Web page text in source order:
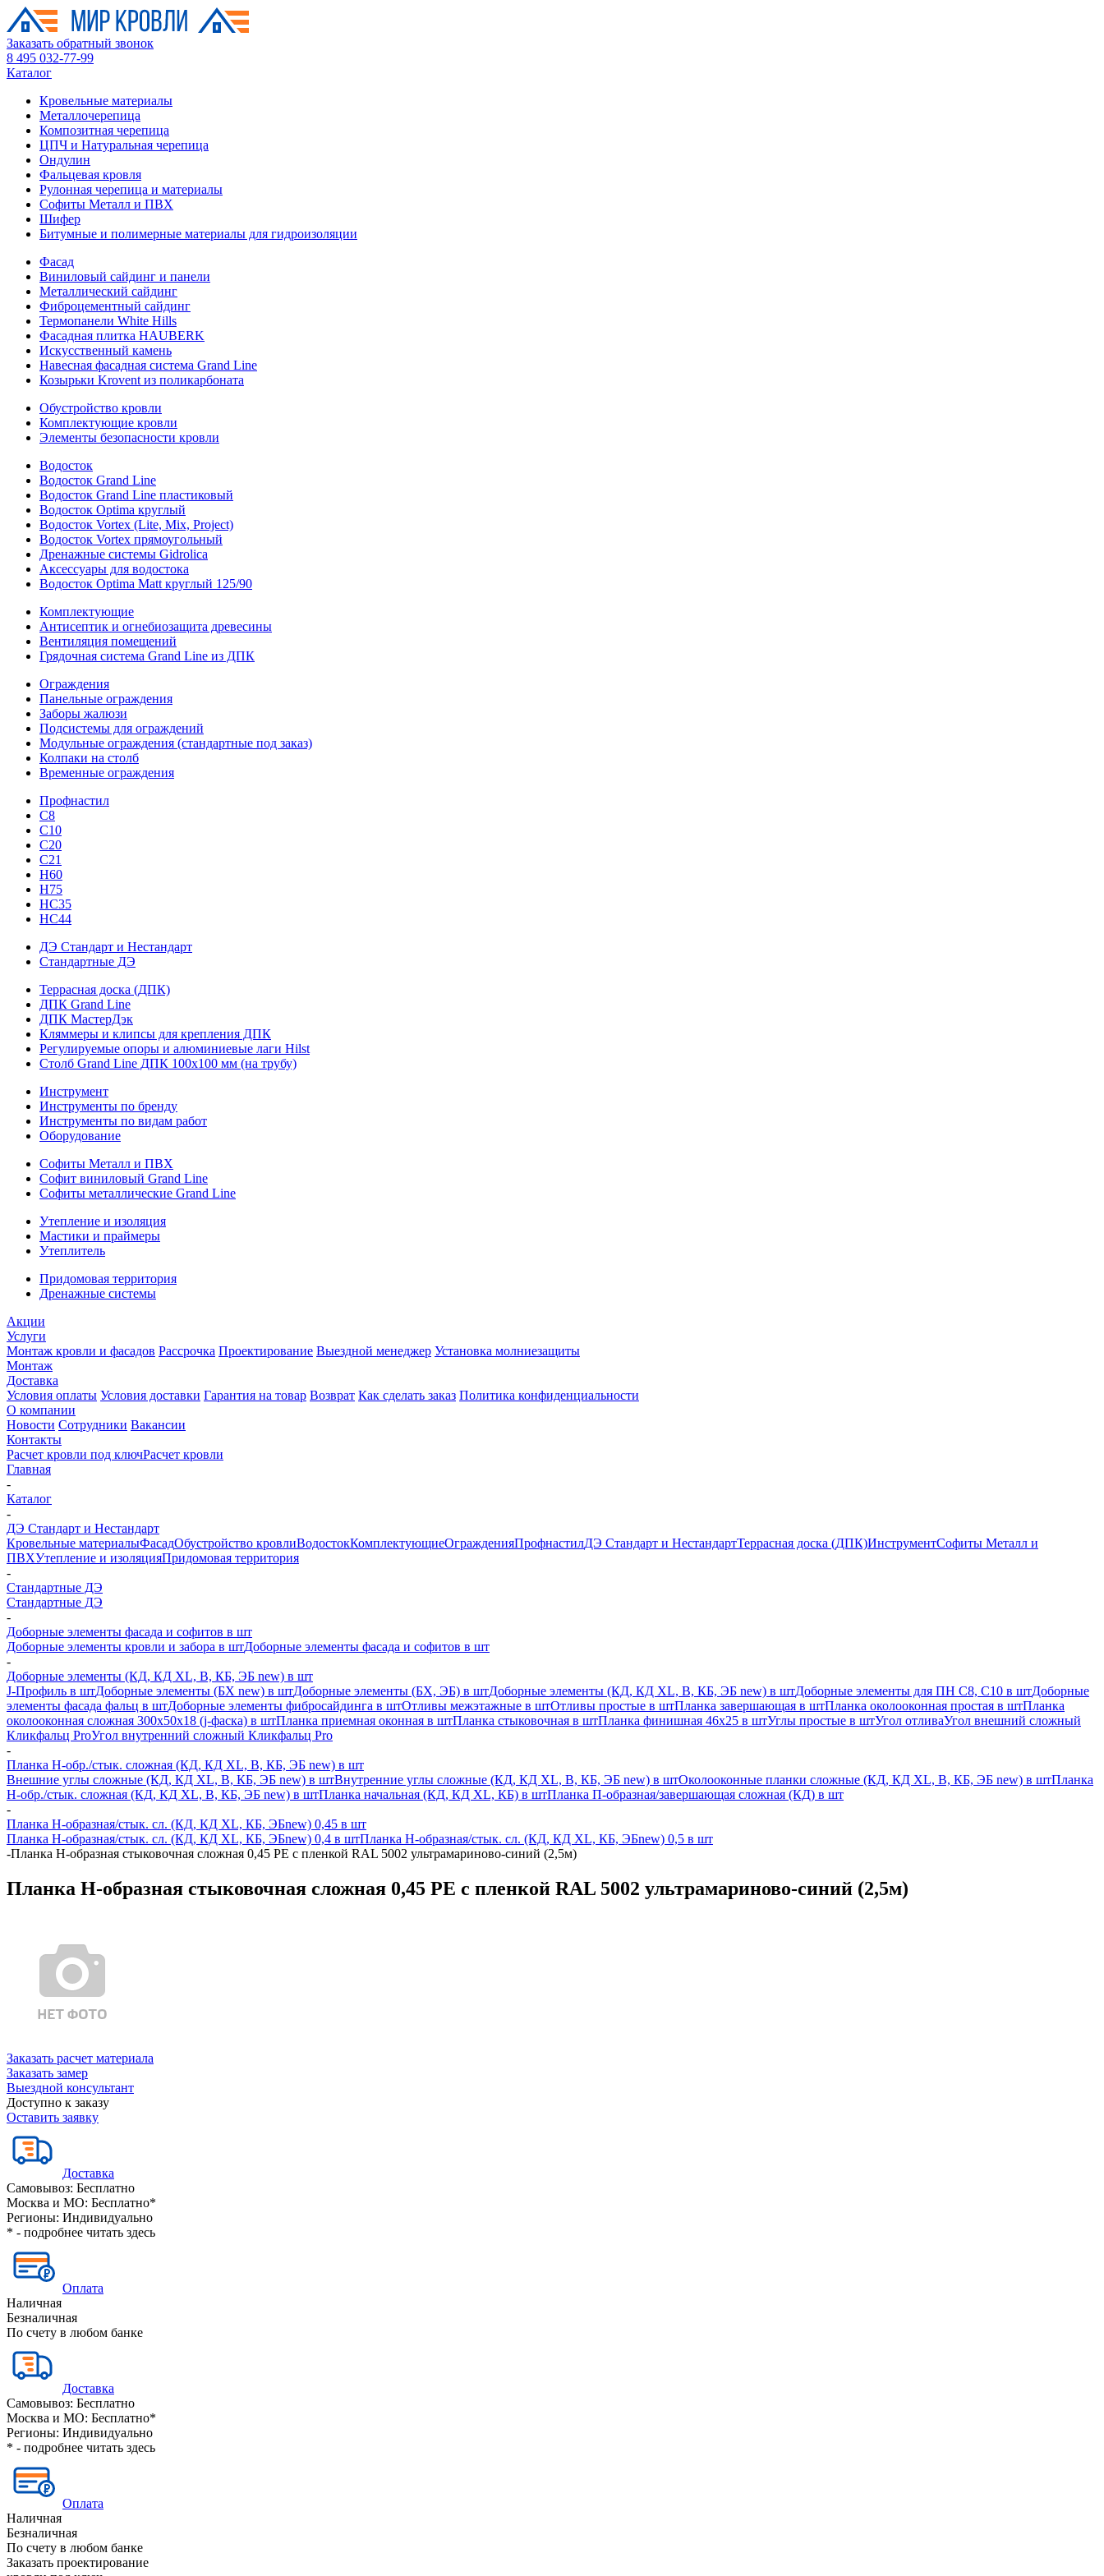
Заказать обратный звонок
8 495 032-77-99
Каталог
Кровельные материалы
Металлочерепица
Композитная черепица
ЦПЧ и Натуральная черепица
Ондулин
Фальцевая кровля
Рулонная черепица и материалы
Софиты Металл и ПВХ
Шифер
Битумные и полимерные материалы для гидроизоляции
Фасад
Виниловый сайдинг и панели
Металлический сайдинг
Фиброцементный сайдинг
Термопанели White Hills
Фасадная плитка HAUBERK
Искусственный камень
Навесная фасадная система Grand Line
Козырьки Krovent из поликарбоната
Обустройство кровли
Комплектующие кровли
Элементы безопасности кровли
Водосток
Водосток Grand Line
Водосток Grand Line пластиковый
Водосток Optima круглый
Водосток Vortex (Lite, Mix, Project)
Водосток Vortex прямоугольный
Дренажные системы Gidrolica
Аксессуары для водостока
Водосток Optima Matt круглый 125/90
Комплектующие
Антисептик и огнебиозащита древесины
Вентиляция помещений
Грядочная система Grand Line из ДПК
Ограждения
Панельные ограждения
Заборы жалюзи
Подсистемы для ограждений
Модульные ограждения (стандартные под заказ)
Колпаки на столб
Временные ограждения
Профнастил
С8
С10
С20
С21
H60
H75
HС35
НС44
ДЭ Стандарт и Нестандарт
Стандартные ДЭ
Террасная доска (ДПК)
ДПК Grand Line
ДПК МастерДэк
Кляммеры и клипсы для крепления ДПК
Регулируемые опоры и алюминиевые лаги Hilst
Столб Grand Line ДПК 100х100 мм (на трубу)
Инструмент
Инструменты по бренду
Инструменты по видам работ
Оборудование
Софиты Металл и ПВХ
Софит виниловый Grand Line
Софиты металлические Grand Line
Утепление и изоляция
Мастики и праймеры
Утеплитель
Придомовая территория
Дренажные системы
Акции
Услуги
Монтаж кровли и фасадов Рассрочка Проектирование Выездной менеджер Установка молниезащиты
Монтаж
Доставка
Условия оплаты Условия доставки Гарантия на товар Возврат Как сделать заказ Политика конфиденциальности
О компании
Новости Сотрудники Вакансии
Контакты
Расчет кровли под ключРасчет кровли
Главная
-
Каталог
-
ДЭ Стандарт и Нестандарт
Кровельные материалыФасадОбустройство кровлиВодостокКомплектующиеОгражденияПрофнастилДЭ Стандарт и НестандартТеррасная доска (ДПК)ИнструментСофиты Металл и
ПВХУтепление и изоляцияПридомовая территория
-
Стандартные ДЭ
Стандартные ДЭ
-
Доборные элементы фасада и софитов в шт
Доборные элементы кровли и забора в штДоборные элементы фасада и софитов в шт
-
Доборные элементы (КД, КД XL, В, КБ, ЭБ new) в шт
J-Профиль в штДоборные элементы (БХ new) в штДоборные элементы (БХ, ЭБ) в штДоборные элементы (КД, КД XL, В, КБ, ЭБ new) в штДоборные элементы для ПН С8, С10 в штДоборные
элементы фасада фальц в штДоборные элементы фибросайдинга в штОтливы межэтажные в штОтливы простые в штПланка завершающая в штПланка околооконная простая в штПланка
околооконная сложная 300х50х18 (j-фаска) в штПланка приемная оконная в штПланка стыковочная в штПланка финишная 46х25 в штУглы простые в штУгол отливаУгол внешний сложный
Кликфальц ProУгол внутренний сложный Кликфальц Pro
-
Планка H-обр./стык. сложная (КД, КД XL, В, КБ, ЭБ new) в шт
Внешние углы сложные (КД, КД XL, В, КБ, ЭБ new) в штВнутренние углы сложные (КД, КД XL, В, КБ, ЭБ new) в штОколооконные планки сложные (КД, КД XL, В, КБ, ЭБ new) в штПланка
H-обр./стык. сложная (КД, КД XL, В, КБ, ЭБ new) в штПланка начальная (КД, КД XL, КБ) в штПланка П-образная/завершающая сложная (КД) в шт
-
Планка H-образная/стык. сл. (КД, КД XL, КБ, ЭБnew) 0,45 в шт
Планка H-образная/стык. сл. (КД, КД XL, КБ, ЭБnew) 0,4 в штПланка H-образная/стык. сл. (КД, КД XL, КБ, ЭБnew) 0,5 в шт
-Планка Н-образная стыковочная сложная 0,45 PE с пленкой RAL 5002 ультрамариново-синий (2,5м)
Планка Н-образная стыковочная сложная 0,45 PE с пленкой RAL 5002 ультрамариново-синий (2,5м)
Заказать расчет материала
Заказать замер
Выездной консультант
Доступно к заказу
Оставить заявку
Доставка
Самовывоз: Бесплатно
Москва и МО: Бесплатно*
Регионы: Индивидуально
* - подробнее читать здесь
Оплата
Наличная
Безналичная
По счету в любом банке
Доставка
Самовывоз: Бесплатно
Москва и МО: Бесплатно*
Регионы: Индивидуально
* - подробнее читать здесь
Оплата
Наличная
Безналичная
По счету в любом банке
Заказать проектирование